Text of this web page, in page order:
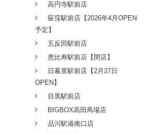
高円寺駅前店
荻窪駅前店【2026年4月OPEN
予定】
五反田駅前店
恵比寿駅前店【閉店】
日暮里駅前店【2月27日
OPEN】
目黒駅前店
BIGBOX高田馬場店
品川駅港南口店